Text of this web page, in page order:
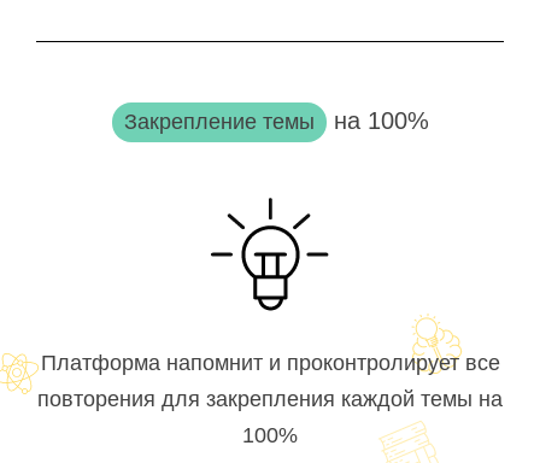
Закрепление темы на 100%
Платформа напомнит и проконтролирует все
повторения для закрепления каждой темы на
100%